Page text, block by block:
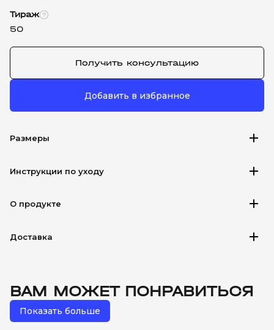
Тираж
50
Получить консультацию
Добавить в избранное
Размеры add
Инструкции по уходу add
О продукте add
Доставка add
ВАМ МОЖЕТ ПОНРАВИТЬСЯ
Показать больше